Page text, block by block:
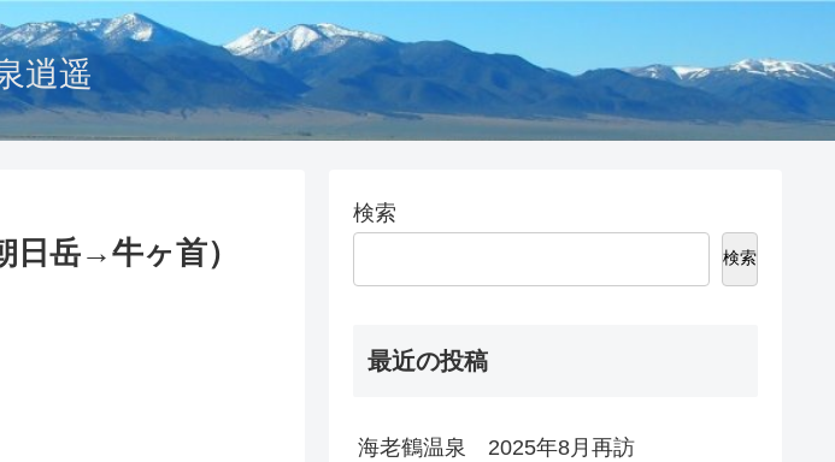
逍遥
岳→牛ヶ首）
検索
検索
最近の投稿
海老鶴温泉 2025年8月再訪